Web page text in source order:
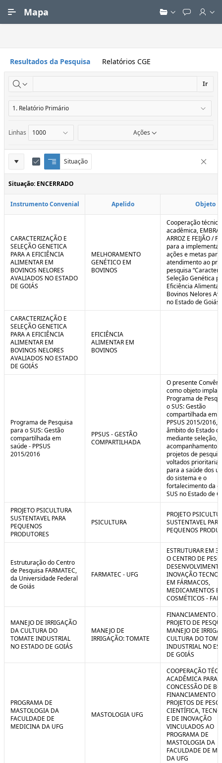
Mapa
Resultados da Pesquisa Relatórios CGE
Ir
Linhas Ações
Definições
do
Relatório
Situação
Q
u
e
b
a
o
n
l
t
u
o
E
d
i
t
r
t
r
r
Situação: ENCERRADO
Instrumento Convenial Apelido Objeto
CARACTERIZAÇÃO E
SELEÇÃO GENETICA
PARA A EFICIÊNCIA
ALIMENTAR EM
BOVINOS NELORES
AVALIADOS NO ESTADO
DE GOIÁS
MELHORAMENTO
GENÉTICO EM
BOVINOS
Cooperação
acadêmica,
ARROZ E FEIJÃO /
para a
ações e metas
atendimento ao
pesquisa
Seleção Genética
Eficiência
Bovinos Nelores
no Estado de
CARACTERIZAÇÃO E
SELEÇÃO GENETICA
PARA A EFICIÊNCIA
ALIMENTAR EM
BOVINOS NELORES
AVALIADOS NO ESTADO
DE GOIÁS
EFICIÊNCIA
ALIMENTAR EM
BOVINOS
Programa de Pesquisa
para o SUS: Gestão
compartilhada em
saúde - PPSUS
2015/2016
PPSUS - GESTÃO
COMPARTILHADA
O presente
como objeto
Programa de
o SUS: Gestão
compartilhada em
PPSUS 2015/2016,
âmbito do Estado
mediante seleção,
acompanhamento
projetos de
voltados
para a saúde dos
do sistema e o
fortalecimento da
SUS no Estado de
PROJETO PSICULTURA
SUSTENTAVEL PARA
PEQUENOS
PRODUTORES
PSICULTURA
PROJETO
SUSTENTAVEL PARA
PEQUENOS
Estruturação do Centro
de Pesquisa FARMATEC,
da Universidade Federal
de Goiás
FARMATEC - UFG
ESTRUTURAR EM
O CENTRO DE
INOVAÇÃO
EM FÁRMACOS,
MEDICAMENTOS E
COSMÉTICOS -
MANEJO DE IRRIGAÇÃO
DA CULTURA DO
TOMATE INDUSTRIAL
NO ESTADO DE GOIÁS
MANEJO DE
IRRIGAÇÃO: TOMATE
FINANCIAMENTO
PROJETO DE
MANEJO DE
CULTURA DO
INDUSTRIAL NO
DE GOIÁS
PROGRAMA DE
MASTOLOGIA DA
FACULDADE DE
MEDICINA DA UFG
MASTOLOGIA UFG
COOPERAÇÃO
ACADÊMICA PARA
CONCESSÃO DE
FINANCIAMENTO
PROJETOS DE
CIENTÍFICA,
E DE INOVAÇÃO
VINCULADOS AO
PROGRAMA DE
MASTOLOGIA DA
FACULDADE DE
DA UFG